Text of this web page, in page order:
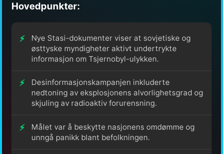
Hovedpunkter:
Nye Stasi-dokumenter viser at sovjetiske og
østtyske myndigheter aktivt undertrykte
informasjon om Tsjernobyl-ulykken.
Desinformasjonskampanjen inkluderte
nedtoning av eksplosjonens alvorlighetsgrad og
skjuling av radioaktiv forurensning.
Målet var å beskytte nasjonens omdømme og
unngå panikk blant befolkningen.